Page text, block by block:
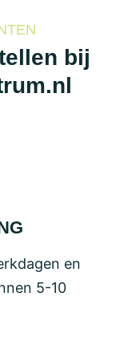
bij
en
5-10